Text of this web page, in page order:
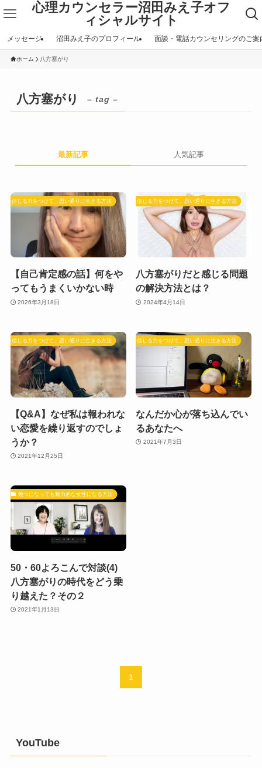
心理カウンセラー沼田みえ子オフ
ィシャルサイト
メッセージ 沼田みえ子のプロフィール 面談・電話カウンセリングのご案
ホーム 八方塞がり
八方塞がり – tag –
最新記事 人気記事
分を信じる力をつけて、思い通りに生きる方法
【自己肯定感の話】何をや
ってもうまくいかない時
2026年3月18日
自分を信じる力をつけて、思い通りに生きる方法
八方塞がりだと感じる問題
の解決方法とは？
2024年4月14日
分を信じる力をつけて、思い通りに生きる方法
【Q&A】なぜ私は報われな
い恋愛を繰り返すのでしょ
うか？
2021年12月25日
自分を信じる力をつけて、思い通りに生きる方法
なんだか心が落ち込んでい
るあなたへ
2021年7月3日
幾つになっても魅力的な女性になる方法
50・60よろこんで対談(4)
八方塞がりの時代をどう乗
り越えた？その２
2021年1月13日
1
YouTube